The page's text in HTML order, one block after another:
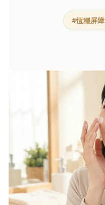
#恆穩屏障